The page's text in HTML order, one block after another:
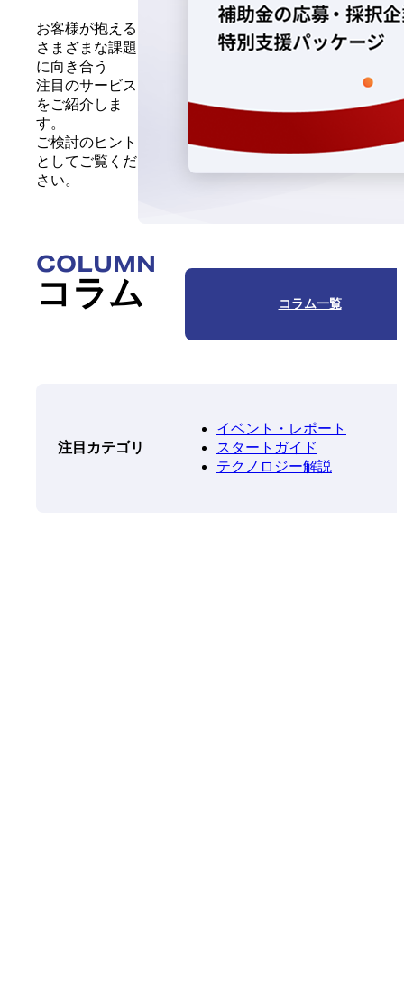
お客様が抱える
さまざまな課題
に向き合う
注目のサービス
をご紹介しま
す。
ご検討のヒント
としてご覧くだ
さい。
COLUMN
コラム
注目カテゴリ
イベント・レポート
スタートガイド
テクノロジー解説
コラム一覧